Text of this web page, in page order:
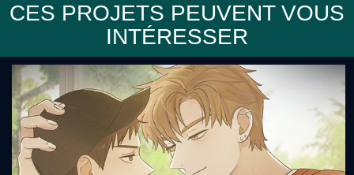
CES PROJETS PEUVENT VOUS
INTÉRESSER